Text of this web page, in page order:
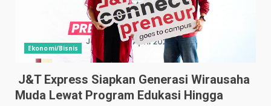
Ekonomi/Bisnis
J&T Express Siapkan Generasi Wirausaha
Muda Lewat Program Edukasi Hingga